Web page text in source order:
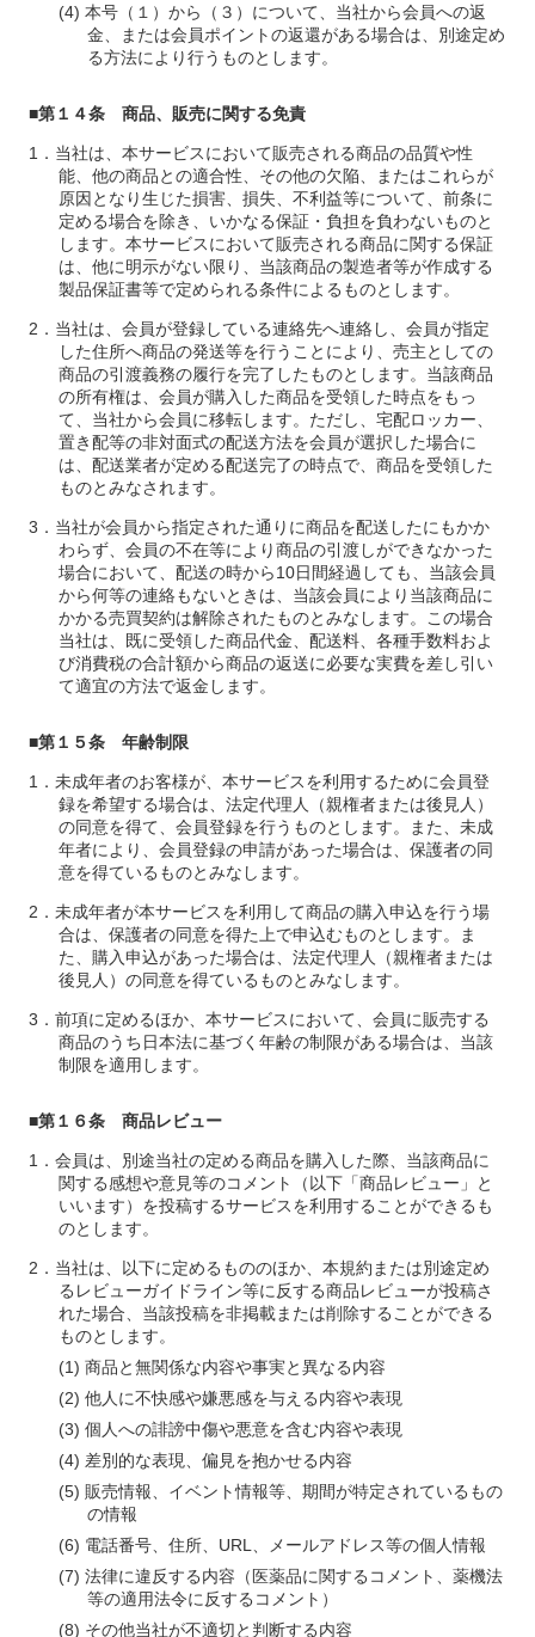
本号（１）から（３）について、当社から会員への返
金、または会員ポイントの返還がある場合は、別途定め
る方法により行うものとします。
■第１４条 商品、販売に関する免責
当社は、本サービスにおいて販売される商品の品質や性
能、他の商品との適合性、その他の欠陥、またはこれらが
原因となり生じた損害、損失、不利益等について、前条に
定める場合を除き、いかなる保証・負担を負わないものと
します。本サービスにおいて販売される商品に関する保証
は、他に明示がない限り、当該商品の製造者等が作成する
製品保証書等で定められる条件によるものとします。
当社は、会員が登録している連絡先へ連絡し、会員が指定
した住所へ商品の発送等を行うことにより、売主としての
商品の引渡義務の履行を完了したものとします。当該商品
の所有権は、会員が購入した商品を受領した時点をもっ
て、当社から会員に移転します。ただし、宅配ロッカー、
置き配等の非対面式の配送方法を会員が選択した場合に
は、配送業者が定める配送完了の時点で、商品を受領した
ものとみなされます。
当社が会員から指定された通りに商品を配送したにもかか
わらず、会員の不在等により商品の引渡しができなかった
場合において、配送の時から10日間経過しても、当該会員
から何等の連絡もないときは、当該会員により当該商品に
かかる売買契約は解除されたものとみなします。この場合
当社は、既に受領した商品代金、配送料、各種手数料およ
び消費税の合計額から商品の返送に必要な実費を差し引い
て適宜の方法で返金します。
■第１５条 年齢制限
未成年者のお客様が、本サービスを利用するために会員登
録を希望する場合は、法定代理人（親権者または後見人）
の同意を得て、会員登録を行うものとします。また、未成
年者により、会員登録の申請があった場合は、保護者の同
意を得ているものとみなします。
未成年者が本サービスを利用して商品の購入申込を行う場
合は、保護者の同意を得た上で申込むものとします。ま
た、購入申込があった場合は、法定代理人（親権者または
後見人）の同意を得ているものとみなします。
前項に定めるほか、本サービスにおいて、会員に販売する
商品のうち日本法に基づく年齢の制限がある場合は、当該
制限を適用します。
■第１６条 商品レビュー
会員は、別途当社の定める商品を購入した際、当該商品に
関する感想や意見等のコメント（以下「商品レビュー」と
いいます）を投稿するサービスを利用することができるも
のとします。
当社は、以下に定めるもののほか、本規約または別途定め
るレビューガイドライン等に反する商品レビューが投稿さ
れた場合、当該投稿を非掲載または削除することができる
ものとします。
商品と無関係な内容や事実と異なる内容
他人に不快感や嫌悪感を与える内容や表現
個人への誹謗中傷や悪意を含む内容や表現
差別的な表現、偏見を抱かせる内容
販売情報、イベント情報等、期間が特定されているもの
の情報
電話番号、住所、URL、メールアドレス等の個人情報
法律に違反する内容（医薬品に関するコメント、薬機法
等の適用法令に反するコメント）
その他当社が不適切と判断する内容